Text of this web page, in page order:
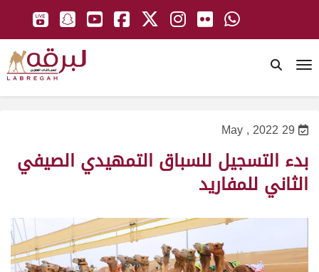
29 May , 2022
بدء التسجيل للسباق التمهيدي الصيفي
الثاني للمفاريد